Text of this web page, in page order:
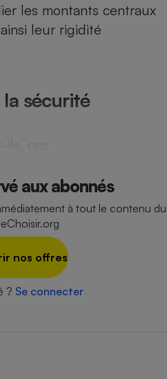
les montants centraux
leur rigidité
sécurité
ces
aux abonnés
à tout le contenu du
nos offres
? Se connecter
Climatiseur -
Ventilateur
Téléphone mobile -
Antivirus